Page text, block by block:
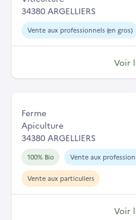
34380 ARGELLIERS
Vente aux professionnels (en gros)
Voir
Ferme
Apiculture
34380 ARGELLIERS
100% Bio Vente aux
Vente aux particuliers
Voir